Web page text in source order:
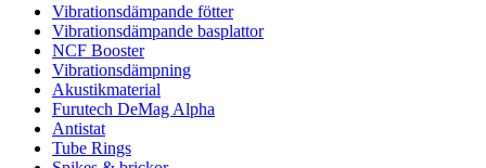
Vibrationsdämpande fötter
Vibrationsdämpande basplattor
NCF Booster
Vibrationsdämpning
Akustikmaterial
Furutech DeMag Alpha
Antistat
Tube Rings